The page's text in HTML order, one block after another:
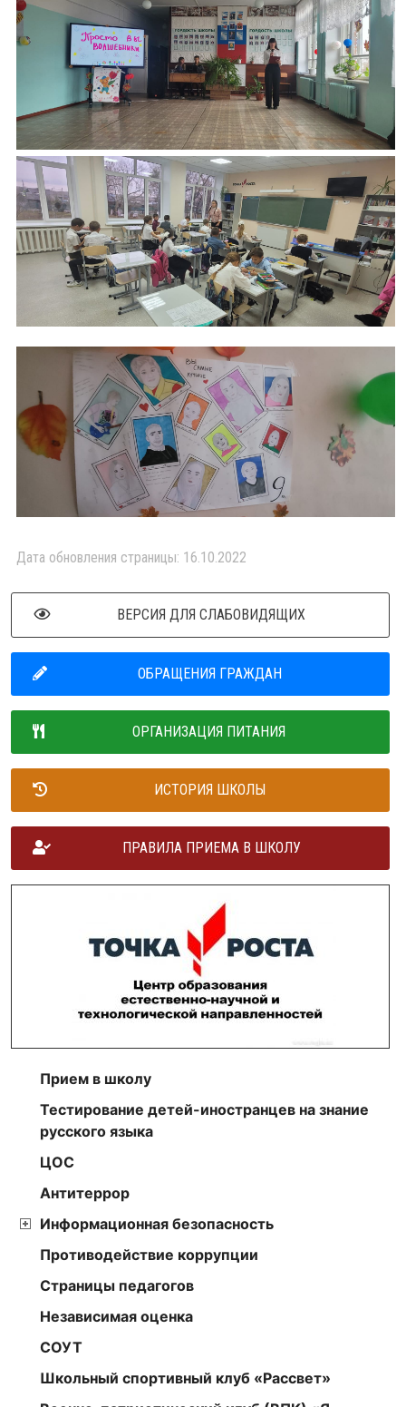
Дата обновления страницы: 16.10.2022
ВЕРСИЯ ДЛЯ СЛАБОВИДЯЩИХ
ОБРАЩЕНИЯ ГРАЖДАН
ОРГАНИЗАЦИЯ ПИТАНИЯ
ИСТОРИЯ ШКОЛЫ
ПРАВИЛА ПРИЕМА В ШКОЛУ
Прием в школу
Тестирование детей-иностранцев на знание
русского языка
ЦОС
Антитеррор
Информационная безопасность
Противодействие коррупции
Страницы педагогов
Независимая оценка
СОУТ
Школьный спортивный клуб «Рассвет»